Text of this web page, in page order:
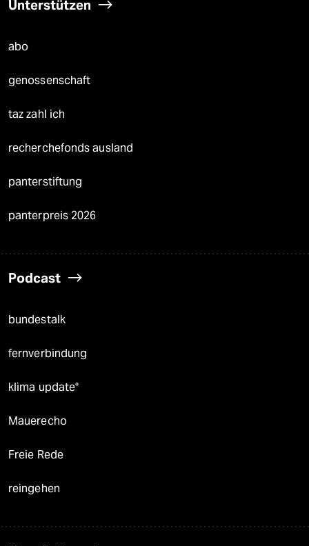
Unterstützen
abo
genossenschaft
taz zahl ich
recherchefonds ausland
panterstiftung
panterpreis 2026
Podcast
bundestalk
fernverbindung
klima update°
Mauerecho
Freie Rede
reingehen